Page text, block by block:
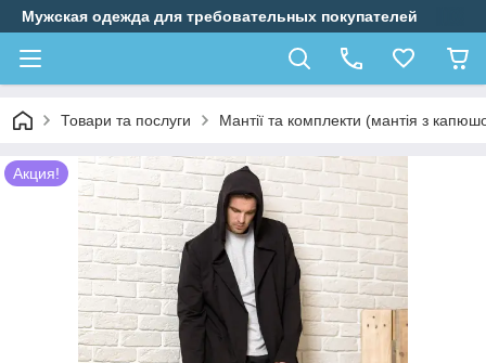
Мужская одежда для требовательных покупателей
Товари та послуги Мантії та комплекти (мантія з
Акция!